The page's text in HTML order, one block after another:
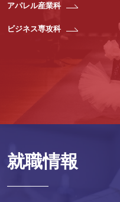
アパレル産業科
ビジネス専攻科
就職情報